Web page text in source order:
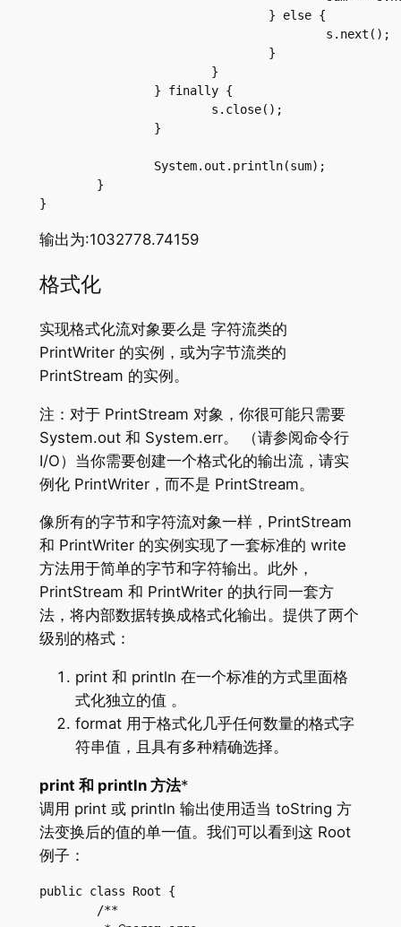
}
输出为:1032778.74159
格式化
实现格式化流对象要么是 字符流类的
PrintWriter 的实例，或为字节流类的
PrintStream 的实例。
注：对于 PrintStream 对象，你很可能只需要
System.out 和 System.err。 （请参阅命令行
I/O）当你需要创建一个格式化的输出流，请实
例化 PrintWriter，而不是 PrintStream。
像所有的字节和字符流对象一样，PrintStream
和 PrintWriter 的实例实现了一套标准的 write
方法用于简单的字节和字符输出。此外，
PrintStream 和 PrintWriter 的执行同一套方
法，将内部数据转换成格式化输出。提供了两个
级别的格式：
print 和 println 在一个标准的方式里面格
式化独立的值 。
format 用于格式化几乎任何数量的格式字
符串值，且具有多种精确选择。
print 和 println 方法*
调用 print 或 println 输出使用适当 toString 方
法变换后的值的单一值。我们可以看到这 Root
例子：
public class Root {